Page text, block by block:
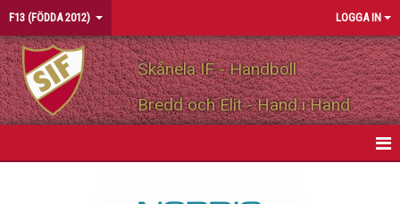
F13 (FÖDDA 2012) LOGGA IN
Skånela IF - Handboll
Bredd och Elit - Hand i Hand